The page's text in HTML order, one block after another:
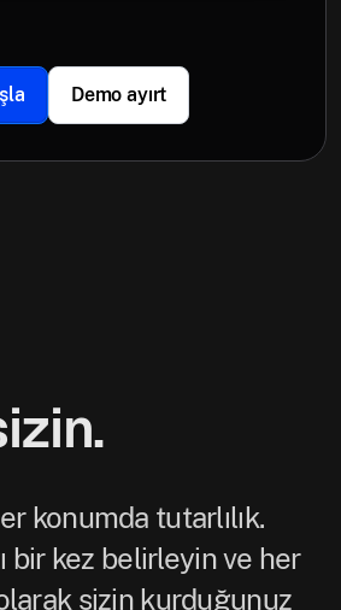
Demo ayırt
konumda tutarlılık.
bir kez belirleyin ve her
sizin kurduğunuz